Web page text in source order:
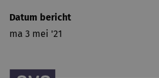
Datum bericht
ma 3 mei '21